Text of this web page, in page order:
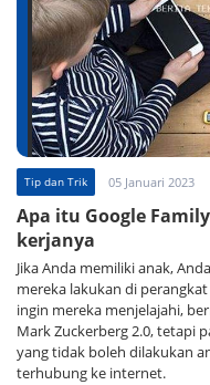
Tip dan Trik 05 Januari 2023
Apa itu Google
kerjanya
Jika Anda memiliki anak,
mereka lakukan di
ingin mereka menjelajahi,
Mark Zuckerberg 2.0, tetapi
yang tidak boleh dilakukan
terhubung ke internet.